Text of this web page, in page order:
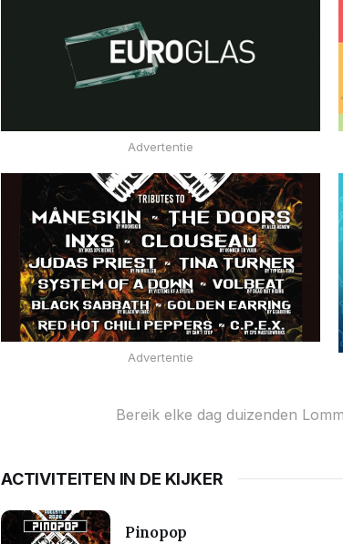
Advertentie
Advertentie
Bereik elke dag duizenden
ACTIVITEITEN IN DE KIJKER
Pinopop